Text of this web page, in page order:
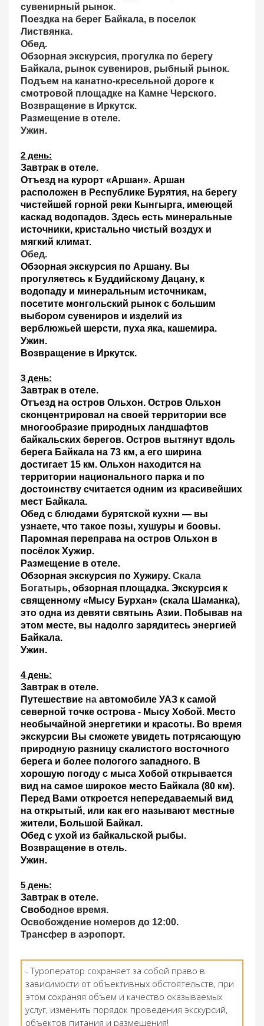
сувенирный рынок.
Поездка на берег Байкала, в поселок
Листвянка.
Обед.
Обзорная экскурсия, прогулка по берегу
Байкала, рынок сувениров, рыбный рынок.
Подъем на канатно-кресельной дороге к
смотровой площадке на Камне Черского.
Возвращение в Иркутск.
Размещение в отеле.
Ужин.
2 день:
Завтрак в отеле.
Отъезд на курорт «Аршан». Аршан
расположен в Республике Бурятия, на берегу
чистейшей горной реки Кынгырга, имеющей
каскад водопадов. Здесь есть минеральные
источники, кристально чистый воздух и
мягкий климат.
Обед.
Обзорная экскурсия по Аршану. Вы
прогуляетесь к Буддийскому Дацану, к
водопаду и минеральным источникам,
посетите монгольский рынок с большим
выбором сувениров и изделий из
верблюжьей шерсти, пуха яка, кашемира.
Ужин.
Возвращение в Иркутск.
3 день:
Завтрак в отеле.
Отъезд на остров Ольхон. Остров Ольхон
сконцентрировал на своей территории все
многообразие природных ландшафтов
байкальских берегов. Остров вытянут вдоль
берега Байкала на 73 км, а его ширина
достигает 15 км. Ольхон находится на
территории национального парка и по
достоинству считается одним из красивейших
мест Байкала.
Обед с блюдами бурятской кухни — вы
узнаете, что такое позы, хушуры и боовы.
Паромная переправа на остров Ольхон в
посёлок Хужир.
Размещение в отеле.
Обзорная экскурсия по Хужиру. Скала
Богатырь, обзорная площадка. Экскурсия к
священному «Мысу Бурхан» (скала Шаманка),
это одна из девяти святынь Азии. Побывав на
этом месте, вы надолго зарядитесь энергией
Байкала.
Ужин.
4 день:
Завтрак в отеле.
Путешествие на автомобиле УАЗ к самой
северной точке острова - Мысу Хобой. Место
необычайной энергетики и красоты. Во время
экскурсии Вы сможете увидеть потрясающую
природную разницу скалистого восточного
берега и более пологого западного. В
хорошую погоду с мыса Хобой открывается
вид на самое широкое место Байкала (80 км).
Перед Вами откроется непередаваемый вид
на открытый, или как его называют местные
жители, Большой Байкал.
Обед с ухой из байкальской рыбы.
Возвращение в отель.
Ужин.
5 день:
Завтрак в отеле.
Свободное время.
Освобождение номеров до 12:00.
Трансфер в аэропорт.
- Туроператор сохраняет за собой право в
зависимости от объективных обстоятельств, при
этом сохраняя объем и качество оказываемых
услуг, изменить порядок проведения экскурсий,
объектов питания и размещения!